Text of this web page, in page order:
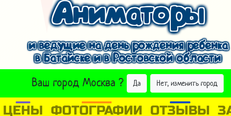
Аниматоры
и ведущие на день рождения ребенка
в Батайске и в Ростовской области
Ваш город Москва ? Да Нет, изменить город
ВЫБРАТЬ ДРУГОЙ ГОРОД
ЦЕНЫ ФОТОГРАФИИ ОТЗЫВЫ